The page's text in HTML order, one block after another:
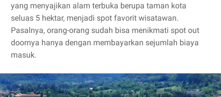
yang menyajikan alam terbuka berupa taman kota
seluas 5 hektar, menjadi spot favorit wisatawan.
Pasalnya, orang-orang sudah bisa menikmati spot out
doornya hanya dengan membayarkan sejumlah biaya
masuk.